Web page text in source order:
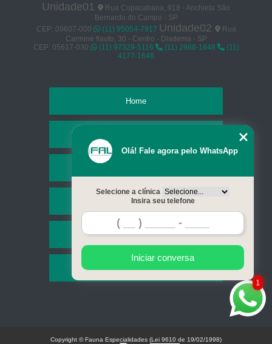
Unidade01
Rua Copacabana, 918 - Anchieta São
Bernardo do Campo - SP
CEP: 09607-000
(11) 95054-7917 Unidade02
Rua
Carminé flauto, 30 - Centro - Diadema - SP
CEP: 05617-030
(11) 97329-5116 (11) 2988-1648
(11)
4177-1648
Home
Serviços
Contato
Mapa do site
1
Olá! Fale agora pelo WhatsApp
Selecione a clínica
Insira seu telefone
Iniciar conversa
Copyright © Fauna Especialidades (Lei 9610 de 19/02/1998)